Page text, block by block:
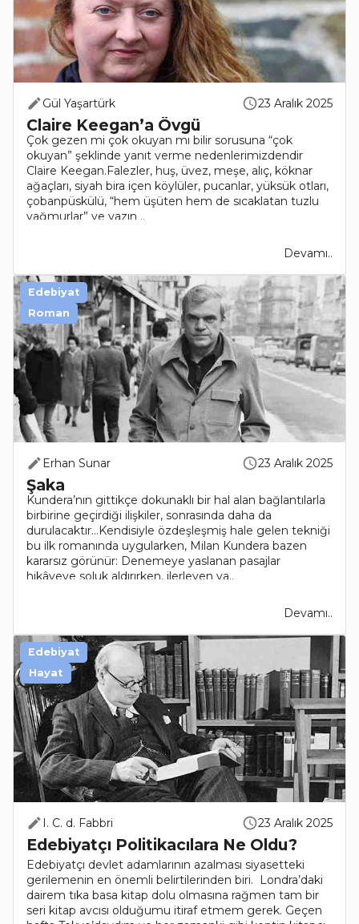
Gül Yaşartürk 23 Aralık 2025
Claire Keegan’a Övgü
Çok gezen mi çok okuyan mı bilir sorusuna “çok
okuyan” şeklinde yanıt verme nedenlerimizdendir
Claire Keegan.Falezler, huş, üvez, meşe, alıç, köknar
ağaçları, siyah bira içen köylüler, pucanlar, yüksük otları,
çobanpüskülü, “hem üşüten hem de sıcaklatan tuzlu
yağmurlar” ve yazın ..
Devamı..
Erhan Sunar 23 Aralık 2025
Şaka
Kundera’nın gittikçe dokunaklı bir hal alan bağlantılarla
birbirine geçirdiği ilişkiler, sonrasında daha da
durulacaktır…Kendisiyle özdeşleşmiş hale gelen tekniği
bu ilk romanında uygularken, Milan Kundera bazen
kararsız görünür: Denemeye yaslanan pasajlar
hikâyeye soluk aldırırken, ilerleyen ya..
Devamı..
Edebiyat
Roman
I. C. d. Fabbri 23 Aralık 2025
Edebiyatçı Politikacılara Ne Oldu?
Edebiyatçı devlet adamlarının azalması siyasetteki
gerilemenin en önemli belirtilerinden biri. Londra’daki
dairem tıka basa kitap dolu olmasına rağmen tam bir
seri kitap avcısı olduğumu itiraf etmem gerek. Geçen
Edebiyat
Hayat